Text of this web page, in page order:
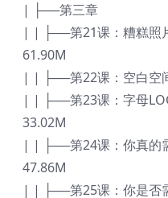
| ├──第三章
| | ├──第21课：糟糕照
61.90M
| | ├──第22课：空白空
| | ├──第23课：字母
33.02M
| | ├──第24课：你真的
47.86M
| | ├──第25课：你是否